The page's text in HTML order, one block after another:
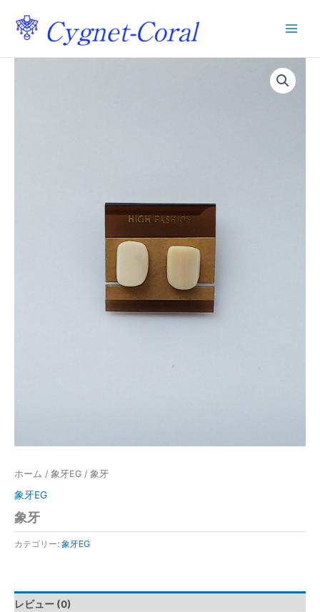
ホーム / 象牙EG / 象牙
象牙EG
象牙
カテゴリー: 象牙EG
レビュー (0)